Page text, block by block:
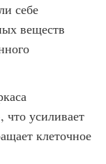
себе
веществ
что усиливает
клеточное